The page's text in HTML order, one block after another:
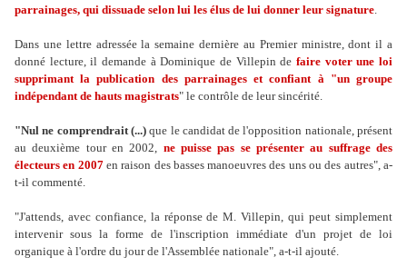
parrainages, qui dissuade selon lui les élus de lui donner leur signature.
Dans une lettre adressée la semaine dernière au Premier ministre, dont il a
donné lecture, il demande à Dominique de Villepin de faire voter une loi
supprimant la publication des parrainages et confiant à "un groupe
indépendant de hauts magistrats" le contrôle de leur sincérité.
"Nul ne comprendrait (...)que le candidat de l'opposition nationale, présent
au deuxième tour en 2002, ne puisse pas se présenter au suffrage des
électeurs en 2007en raison des basses manoeuvres des uns ou des autres", a-
t-il commenté.
"J'attends, avec confiance, la réponse de M. Villepin, qui peut simplement
intervenir sous la forme de l'inscription immédiate d'un projet de loi
organique à l'ordre du jour de l'Assemblée nationale", a-t-il ajouté.